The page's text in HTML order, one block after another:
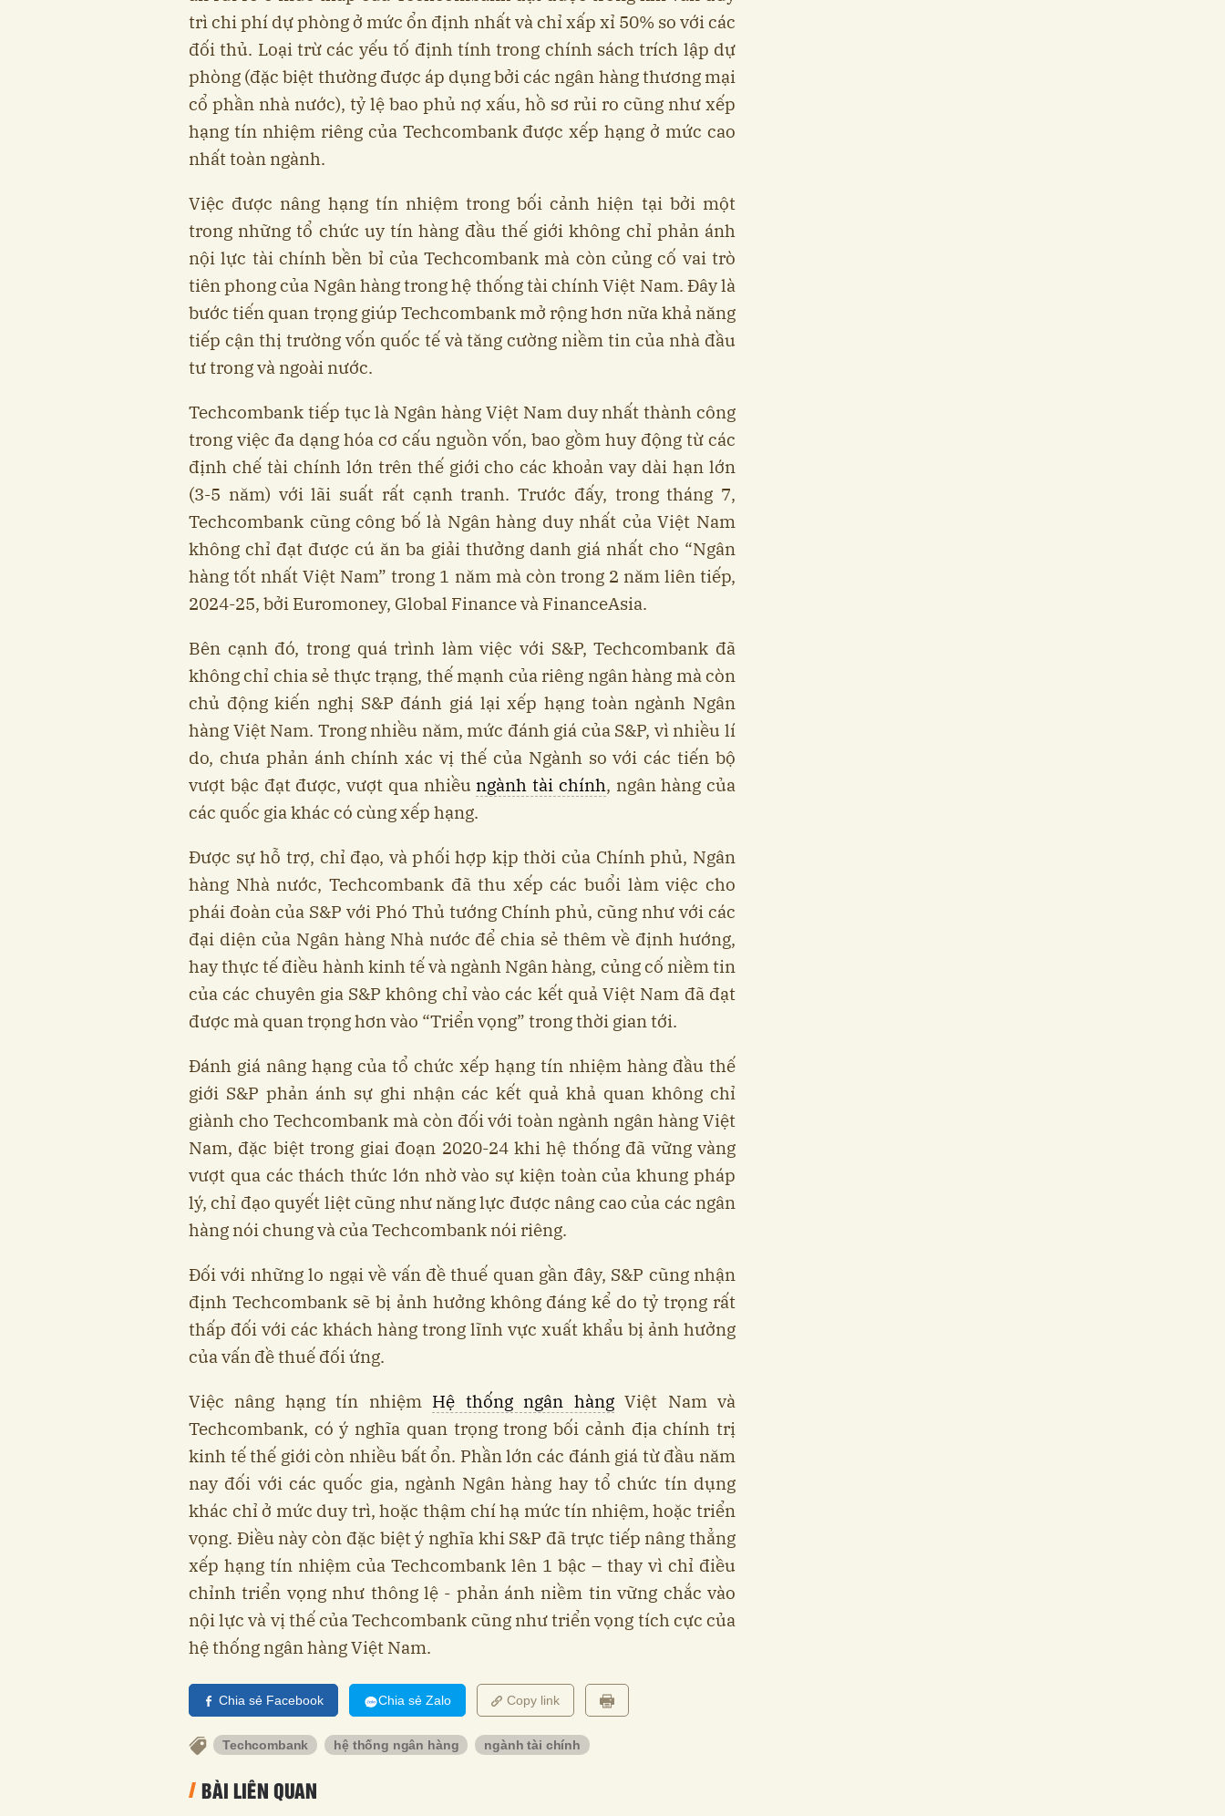
trì chi phí dự phòng ở mức ổn định nhất và chỉ xấp xỉ 50% so với các
đối thủ. Loại trừ các yếu tố định tính trong chính sách trích lập dự
phòng (đặc biệt thường được áp dụng bởi các ngân hàng thương mại
cổ phần nhà nước), tỷ lệ bao phủ nợ xấu, hồ sơ rủi ro cũng như xếp
hạng tín nhiệm riêng của Techcombank được xếp hạng ở mức cao
nhất toàn ngành.
Việc được nâng hạng tín nhiệm trong bối cảnh hiện tại bởi một
trong những tổ chức uy tín hàng đầu thế giới không chỉ phản ánh
nội lực tài chính bền bỉ của Techcombank mà còn củng cố vai trò
tiên phong của Ngân hàng trong hệ thống tài chính Việt Nam. Đây là
bước tiến quan trọng giúp Techcombank mở rộng hơn nữa khả năng
tiếp cận thị trường vốn quốc tế và tăng cường niềm tin của nhà đầu
tư trong và ngoài nước.
Techcombank tiếp tục là Ngân hàng Việt Nam duy nhất thành công
trong việc đa dạng hóa cơ cấu nguồn vốn, bao gồm huy động từ các
định chế tài chính lớn trên thế giới cho các khoản vay dài hạn lớn
(3-5 năm) với lãi suất rất cạnh tranh. Trước đấy, trong tháng 7,
Techcombank cũng công bố là Ngân hàng duy nhất của Việt Nam
không chỉ đạt được cú ăn ba giải thưởng danh giá nhất cho “Ngân
hàng tốt nhất Việt Nam” trong 1 năm mà còn trong 2 năm liên tiếp,
2024-25, bởi Euromoney, Global Finance và FinanceAsia.
Bên cạnh đó, trong quá trình làm việc với S&P, Techcombank đã
không chỉ chia sẻ thực trạng, thế mạnh của riêng ngân hàng mà còn
chủ động kiến nghị S&P đánh giá lại xếp hạng toàn ngành Ngân
hàng Việt Nam. Trong nhiều năm, mức đánh giá của S&P, vì nhiều lí
do, chưa phản ánh chính xác vị thế của Ngành so với các tiến bộ
vượt bậc đạt được, vượt qua nhiều ngành tài chính, ngân hàng của
các quốc gia khác có cùng xếp hạng.
Được sự hỗ trợ, chỉ đạo, và phối hợp kịp thời của Chính phủ, Ngân
hàng Nhà nước, Techcombank đã thu xếp các buổi làm việc cho
phái đoàn của S&P với Phó Thủ tướng Chính phủ, cũng như với các
đại diện của Ngân hàng Nhà nước để chia sẻ thêm về định hướng,
hay thực tế điều hành kinh tế và ngành Ngân hàng, củng cố niềm tin
của các chuyên gia S&P không chỉ vào các kết quả Việt Nam đã đạt
được mà quan trọng hơn vào “Triển vọng” trong thời gian tới.
Đánh giá nâng hạng của tổ chức xếp hạng tín nhiệm hàng đầu thế
giới S&P phản ánh sự ghi nhận các kết quả khả quan không chỉ
giành cho Techcombank mà còn đối với toàn ngành ngân hàng Việt
Nam, đặc biệt trong giai đoạn 2020-24 khi hệ thống đã vững vàng
vượt qua các thách thức lớn nhờ vào sự kiện toàn của khung pháp
lý, chỉ đạo quyết liệt cũng như năng lực được nâng cao của các ngân
hàng nói chung và của Techcombank nói riêng.
Đối với những lo ngại về vấn đề thuế quan gần đây, S&P cũng nhận
định Techcombank sẽ bị ảnh hưởng không đáng kể do tỷ trọng rất
thấp đối với các khách hàng trong lĩnh vực xuất khẩu bị ảnh hưởng
của vấn đề thuế đối ứng.
Việc nâng hạng tín nhiệm Hệ thống ngân hàngViệt Nam và
Techcombank, có ý nghĩa quan trọng trong bối cảnh địa chính trị
kinh tế thế giới còn nhiều bất ổn. Phần lớn các đánh giá từ đầu năm
nay đối với các quốc gia, ngành Ngân hàng hay tổ chức tín dụng
khác chỉ ở mức duy trì, hoặc thậm chí hạ mức tín nhiệm, hoặc triển
vọng. Điều này còn đặc biệt ý nghĩa khi S&P đã trực tiếp nâng thẳng
xếp hạng tín nhiệm của Techcombank lên 1 bậc – thay vì chỉ điều
chỉnh triển vọng như thông lệ - phản ánh niềm tin vững chắc vào
nội lực và vị thế của Techcombank cũng như triển vọng tích cực của
hệ thống ngân hàng Việt Nam.
Chia sẻ Facebook Chia sẻ Zalo Copy link
Techcombank hệ thống ngân hàng ngành tài chính
BÀI LIÊN QUAN